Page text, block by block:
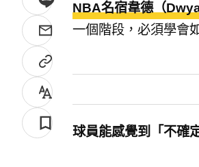
NBA名宿韋德（
一個階段，必須學會
球員能感覺到「不確